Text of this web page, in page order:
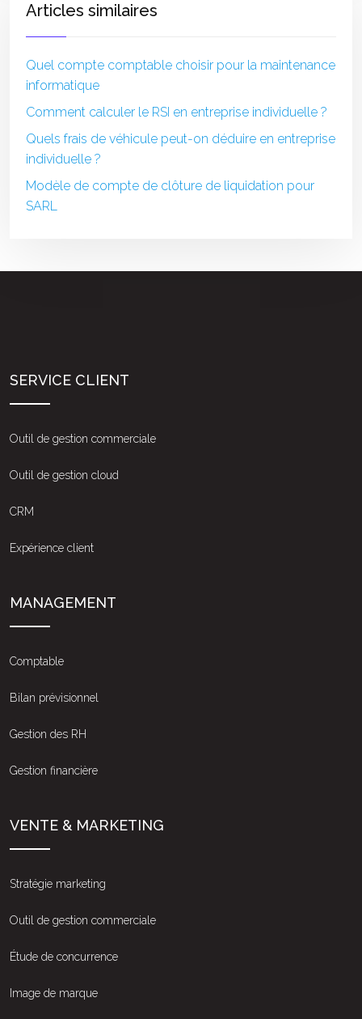
Articles similaires
Quel compte comptable choisir pour la maintenance
informatique
Comment calculer le RSI en entreprise individuelle ?
Quels frais de véhicule peut-on déduire en entreprise
individuelle ?
Modèle de compte de clôture de liquidation pour
SARL
SERVICE CLIENT
Outil de gestion commerciale
Outil de gestion cloud
CRM
Expérience client
MANAGEMENT
Comptable
Bilan prévisionnel
Gestion des RH
Gestion financière
VENTE & MARKETING
Stratégie marketing
Outil de gestion commerciale
Étude de concurrence
Image de marque